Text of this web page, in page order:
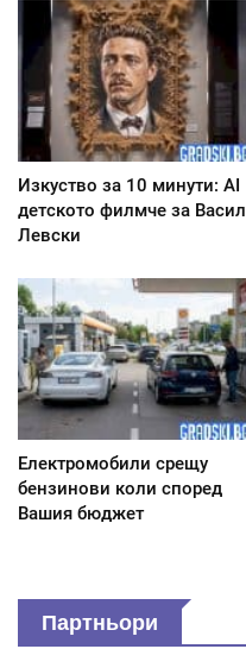
Изкуство за 10 минути: AI
детското филмче за Васил
Левски
Електромобили срещу
бензинови коли според
Вашия бюджет
Партньори